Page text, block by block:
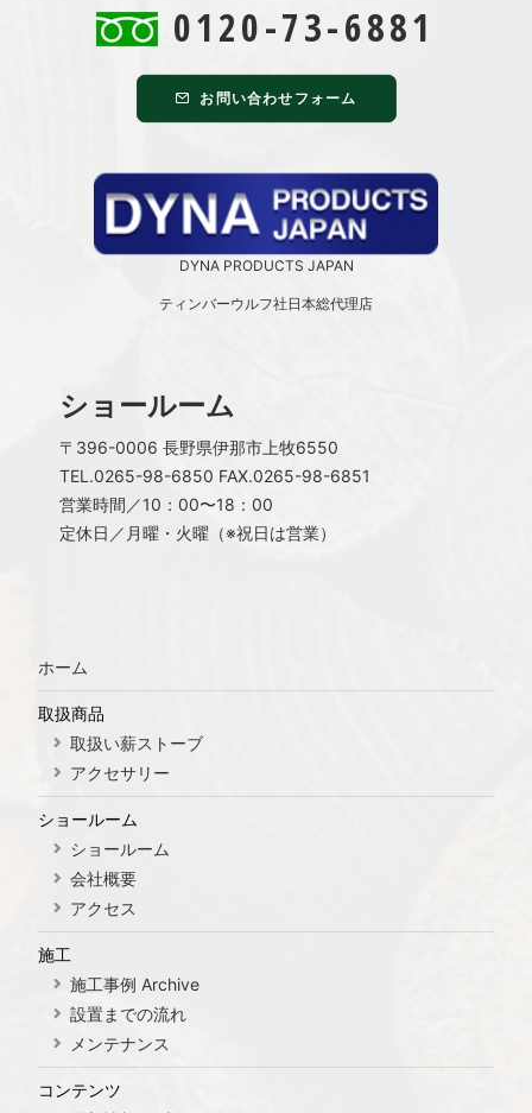
0120-73-6881
お問い合わせフォーム
DYNA PRODUCTS JAPAN
ティンバーウルフ社日本総代理店
ショールーム
〒396-0006 長野県伊那市上牧6550
TEL.0265-98-6850 FAX.0265-98-6851
営業時間／10：00〜18：00
定休日／月曜・火曜（※祝日は営業）
ホーム
取扱商品
取扱い薪ストーブ
アクセサリー
ショールーム
ショールーム
会社概要
アクセス
施工
施工事例 Archive
設置までの流れ
メンテナンス
コンテンツ